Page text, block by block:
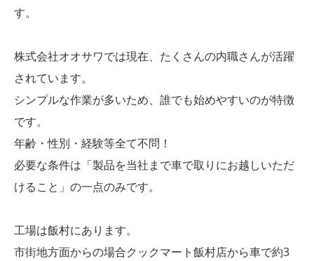
す。
株式会社オオサワでは現在、たくさんの内職さんが活躍
されています。
シンプルな作業が多いため、誰でも始めやすいのが特徴
です。
年齢・性別・経験等全て不問！
必要な条件は「製品を当社まで車で取りにお越しいただ
けること」の一点のみです。
工場は飯村にあります。
市街地方面からの場合クックマート飯村店から車で約3